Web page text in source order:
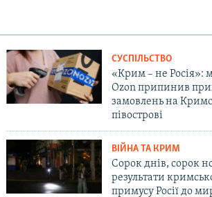
СУСПІЛЬСТВО
«Крим – не Росія»:
Ozon припинив
замовлень на
півострові
ВІЙНА ТА КРИМ
Сорок днів, сорок
результати
примусу Росії до